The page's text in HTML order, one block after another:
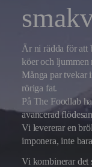
Är ni rädda för att
köer och ljummen
Många par tvekar
röriga fat.
På The Foodlab
avancerad
Vi levererar en
imponera, inte
Vi kombinerar det